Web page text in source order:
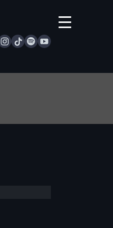
instagram
tiktokspotifyyoutube